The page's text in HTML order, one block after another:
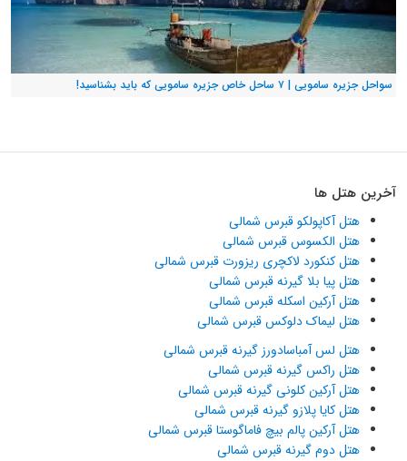
سواحل جزیره سامویی | ۷ ساحل خاص جزیره سامویی که باید بشناسید!
آخرین هتل ها
هتل آکاپولکو قبرس شمالی
هتل الکسوس قبرس شمالی
هتل کنکورد لاکچری ریزورت قبرس شمالی
هتل پیا بلا گیرنه قبرس شمالی
هتل آرکین اسکله قبرس شمالی
هتل لیماک دلوکس قبرس شمالی
هتل لس آمباسادورز گیرنه قبرس شمالی
هتل راکس گیرنه قبرس شمالی
هتل آرکین کلونی گیرنه قبرس شمالی
هتل کایا پلازو گیرنه قبرس شمالی
هتل آرکین پالم بیچ فاماگوستا قبرس شمالی
هتل دوم گیرنه قبرس شمالی